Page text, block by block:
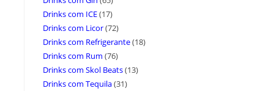
Drinks com ICE(17)
Drinks com Licor(72)
Drinks com Refrigerante(18)
Drinks com Rum (76)
Drinks com Skol Beats(13)
Drinks com Tequila(31)